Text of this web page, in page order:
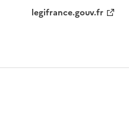
legifrance.gouv.fr